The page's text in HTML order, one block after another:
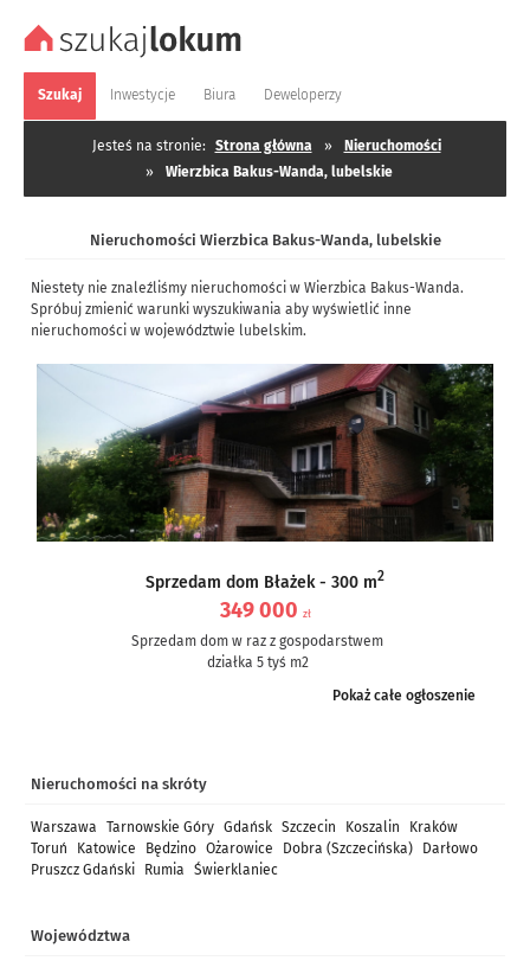
Szukaj Inwestycje Biura Deweloperzy
Jesteś na stronie: Strona główna »
Nieruchomości
»
Wierzbica Bakus-Wanda, lubelskie
Nieruchomości Wierzbica Bakus-Wanda, lubelskie
Niestety nie znaleźliśmy nieruchomości w Wierzbica Bakus-Wanda.
Spróbuj zmienić warunki wyszukiwania aby wyświetlić inne
nieruchomości w województwie lubelskim.
Sprzedam dom Błażek - 300 m2
349 000 zł
Sprzedam dom w raz z gospodarstwem
działka 5 tyś m2
Pokaż całe ogłoszenie
Nieruchomości na skróty
Warszawa Tarnowskie Góry Gdańsk Szczecin Koszalin
Kraków
Toruń
Katowice Będzino Ożarowice Dobra (Szczecińska)
Darłowo
Pruszcz Gdański
Rumia Świerklaniec
Województwa